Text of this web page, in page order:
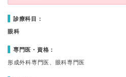
診療科目：
眼科
専門医・資格：
形成外科専門医、眼科専門医